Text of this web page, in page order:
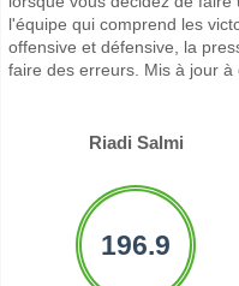
l'équipe qui comprend les
offensive et défensive, la
faire des erreurs. Mis à jour à
Riadi Salmi
196.9